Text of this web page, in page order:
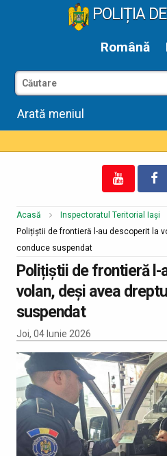
POLIȚIA
Română
Arată meniul
Acasă
Inspectoratul Teritorial Iași
Polițiștii de frontieră l-au descoperit la
conduce suspendat
Polițiștii de frontieră l-
volan, deși avea
suspendat
Joi, 04 Iunie 2026